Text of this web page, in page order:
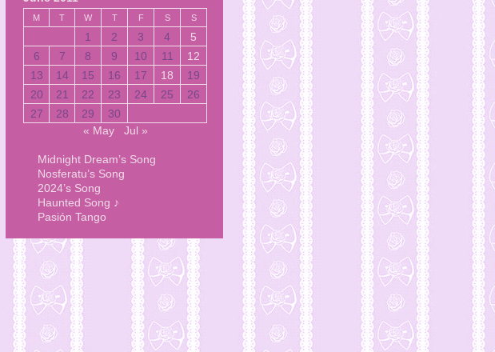
M T W T F S S
1 2 3 4
5
6
7 8 9 10 11
12
13
14 15 16 17 18
19
20
21 22 23 24 25
26
27
28 29
30
« May
Jul »
Midnight Dream’s Song
Nosferatu’s Song
2024’s Song
Haunted Song ♪
Pasión Tango